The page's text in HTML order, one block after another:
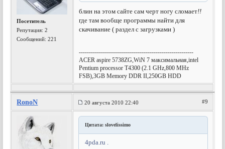
Посетитель
Репутация:2
Сообщений: 221
блин на этом сайте сам черт ногу сломает!!
где там вообще программы найти для
скачивание ( раздел с загрузками )
---------------------------------------------------------
AСER aspire 5738ZG,WiN 7 максимальная,intel
Pentium processor T4300 (2.1 GHz,800 MHz
FSB),3GB Memory DDR II,250GB HDD
RonoN 20 августа 2010 22:40 #9
Цитата: slovelissimo
4pda.ru .